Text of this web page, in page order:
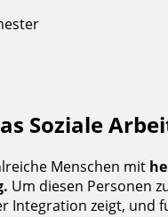
Soziale
Menschen mit
Um diesen Personen
Integration zeigt, und